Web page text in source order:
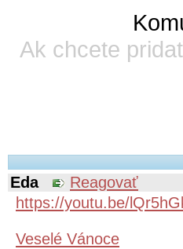
Ak chcete
Eda
Reagovať
https://youtu.be/
Veselé Vánoce